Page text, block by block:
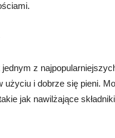
jednym z
użyciu i dobrze się pieni.
jak nawilżające